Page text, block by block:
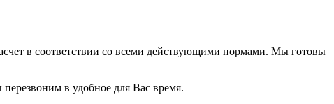
в соответствии со всеми действующими нормами. Мы готовы
в удобное для Вас время.